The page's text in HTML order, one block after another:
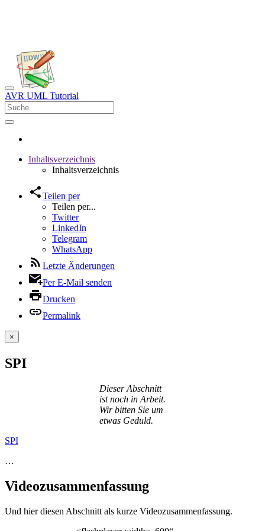
AVR UML Tutorial
Inhaltsverzeichnis
Inhaltsverzeichnis
Teilen per
Teilen per...
Twitter
LinkedIn
Telegram
WhatsApp
Letzte Änderungen
Per E-Mail senden
Drucken
Permalink
×
SPI
Dieser Abschnitt
ist noch in Arbeit.
Wir bitten Sie um
etwas Geduld.
SPI
…
Videozusammenfassung
Und hier diesen Abschnitt als kurze Videozusammenfassung.